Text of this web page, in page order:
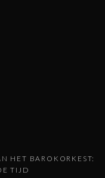
HET BAROKORKEST:
TIJD